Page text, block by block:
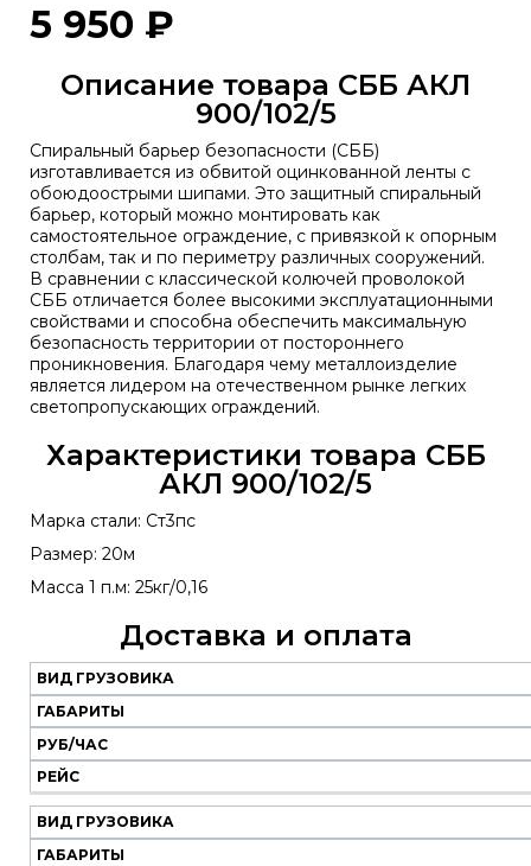
5 950 ₽
Описание товара СББ АКЛ
900/102/5
Спиральный барьер безопасности (СББ)
изготавливается из обвитой оцинкованной ленты с
обоюдоострыми шипами. Это защитный спиральный
барьер, который можно монтировать как
самостоятельное ограждение, с привязкой к опорным
столбам, так и по периметру различных сооружений.
В сравнении с классической колючей проволокой
СББ отличается более высокими эксплуатационными
свойствами и способна обеспечить максимальную
безопасность территории от постороннего
проникновения. Благодаря чему металлоизделие
является лидером на отечественном рынке легких
светопропускающих ограждений.
Характеристики товара СББ
АКЛ 900/102/5
Марка стали: Ст3пс
Размер: 20м
Масса 1 п.м: 25кг/0,16
Доставка и оплата
Наш
транспорт
Вид
грузовика
Габариты
Руб/
час
Рейс
ВИД ГРУЗОВИКА
ГАБАРИТЫ
РУБ/ЧАС
РЕЙС
ВИД ГРУЗОВИКА
ГАБАРИТЫ